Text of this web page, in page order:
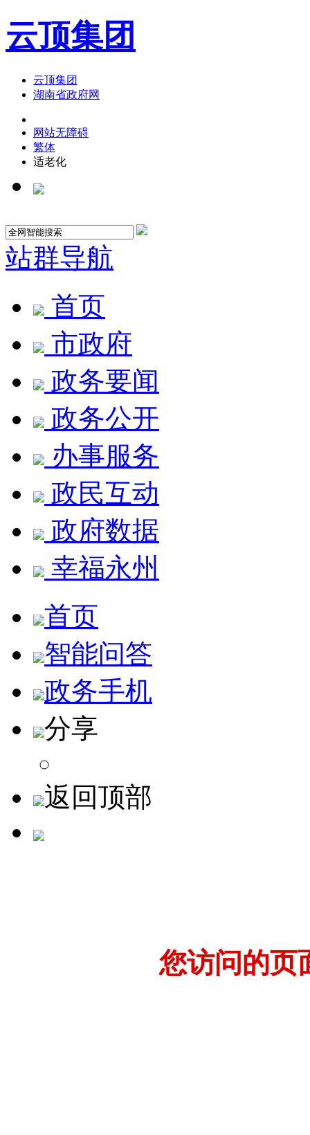
云顶集团
云顶集团
湖南省政府网
网站无障碍
繁体
适老化
站群导航
首页
市政府
政务要闻
政务公开
办事服务
政民互动
政府数据
幸福永州
首页
智能问答
政务手机
分享
返回顶部
您访问的页